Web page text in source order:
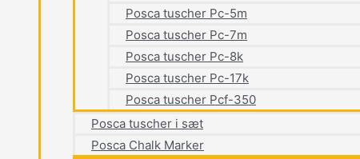
Posca tuscher Pc-5m
Posca tuscher Pc-7m
Posca tuscher Pc-8k
Posca tuscher Pc-17k
Posca tuscher Pcf-350
Posca tuscher i sæt
Posca Chalk Marker